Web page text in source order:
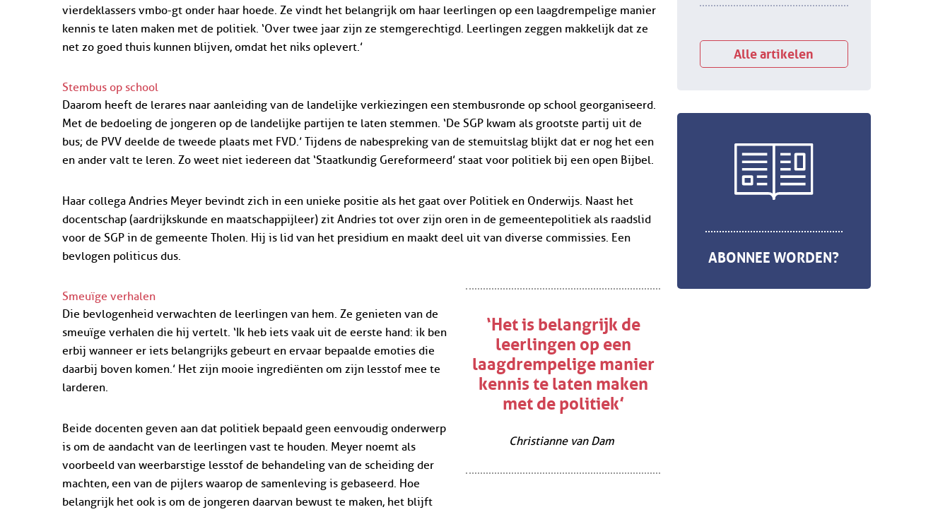
vierdeklassers vmbo-gt onder haar hoede. Ze vindt het belangrijk om haar leerlingen op een laagdrempelige manier
kennis te laten maken met de politiek. ‘Over twee jaar zijn ze stemgerechtigd. Leerlingen zeggen makkelijk dat ze
net zo goed thuis kunnen blijven, omdat het niks oplevert.’
Stembus op school
Daarom heeft de lerares naar aanleiding van de landelijke verkiezingen een stembusronde op school georganiseerd.
Met de bedoeling de jongeren op de landelijke partijen te laten stemmen. ‘De SGP kwam als grootste partij uit de
bus; de PVV deelde de tweede plaats met FVD.’ Tijdens de nabespreking van de stemuitslag blijkt dat er nog het een
en ander valt te leren. Zo weet niet iedereen dat ‘Staatkundig Gereformeerd’ staat voor politiek bij een open Bijbel.
Haar collega Andries Meyer bevindt zich in een unieke positie als het gaat over Politiek en Onderwijs. Naast het
docentschap (aardrijkskunde en maatschappijleer) zit Andries tot over zijn oren in de gemeentepolitiek als raadslid
voor de SGP in de gemeente Tholen. Hij is lid van het presidium en maakt deel uit van diverse commissies. Een
bevlogen politicus dus.
‘Het is belangrijk de
leerlingen op een
laagdrempelige manier
kennis te laten maken
met de politiek’
Christianne van Dam
Smeuïge verhalen
Die bevlogenheid verwachten de leerlingen van hem. Ze genieten van de
smeuïge verhalen die hij vertelt. ‘Ik heb iets vaak uit de eerste hand: ik ben
erbij wanneer er iets belangrijks gebeurt en ervaar bepaalde emoties die
daarbij boven komen.’ Het zijn mooie ingrediënten om zijn lesstof mee te
larderen.
Beide docenten geven aan dat politiek bepaald geen eenvoudig onderwerp
is om de aandacht van de leerlingen vast te houden. Meyer noemt als
voorbeeld van weerbarstige lesstof de behandeling van de scheiding der
machten, een van de pijlers waarop de samenleving is gebaseerd. Hoe
belangrijk het ook is om de jongeren daarvan bewust te maken, het blijft
Alle artikelen
ABONNEE WORDEN?